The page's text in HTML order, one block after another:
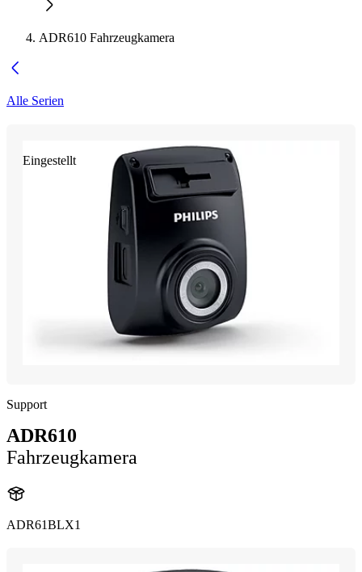
ADR610 Fahrzeugkamera
Alle Serien
Eingestellt
Support
ADR610
Fahrzeugkamera
ADR61BLX1